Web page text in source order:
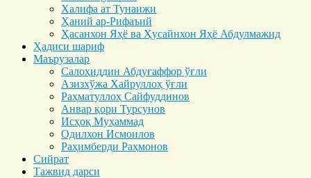
Халифа ат Тунаижи
Ҳаний ар-Рифаъий
Ҳасанхон Яҳё ва Ҳусайнхон Яҳё Абдулмажид
Ҳадиси шариф
Маърузалар
Салоҳиддин Абдуғаффор ўғли
Азизхўжа Хайруллоҳ ўғли
Раҳматуллоҳ Сайфуддинов
Анвар қори Турсунов
Исҳоқ Муҳаммад
Одилхон Исмоилов
Раҳимберди Раҳмонов
Сийрат
Тажвид дарси